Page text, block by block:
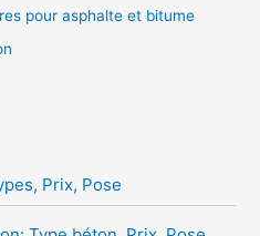
pour asphalte et bitume
Prix, Pose